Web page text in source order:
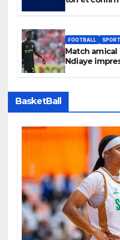
FOOTBALL SPORT
Match amical
Ndiaye
BasketBall